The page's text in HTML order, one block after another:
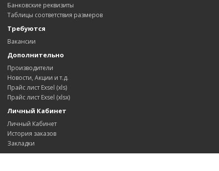
Банковские реквизиты
Таблицы соответствия размеров
Требуются
Вакансии
Дополнительно
Производители
Новости, Акции и т.д.
Прайс лист Exsel (xls)
Прайс лист Exsel (xlsx)
Личный Кабинет
Личный Кабинет
История заказов
Закладки